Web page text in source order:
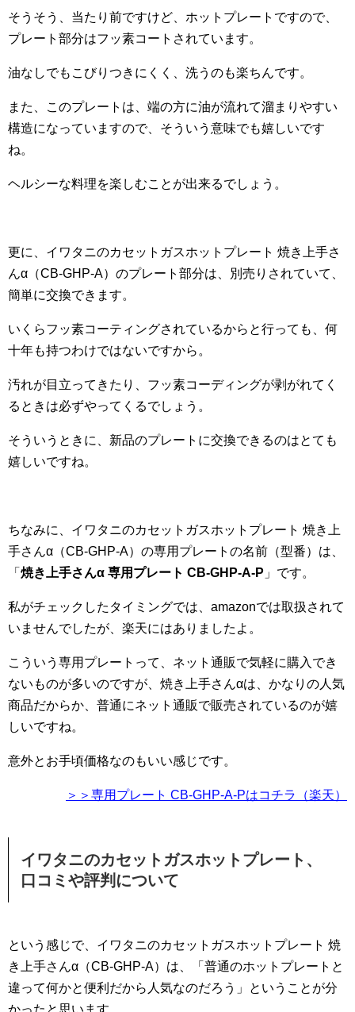
そうそう、当たり前ですけど、ホットプレートですので、
プレート部分はフッ素コートされています。
油なしでもこびりつきにくく、洗うのも楽ちんです。
また、このプレートは、端の方に油が流れて溜まりやすい
構造になっていますので、そういう意味でも嬉しいです
ね。
ヘルシーな料理を楽しむことが出来るでしょう。
更に、イワタニのカセットガスホットプレート 焼き上手さ
んα（CB-GHP-A）のプレート部分は、別売りされていて、
簡単に交換できます。
いくらフッ素コーティングされているからと行っても、何
十年も持つわけではないですから。
汚れが目立ってきたり、フッ素コーディングが剥がれてく
るときは必ずやってくるでしょう。
そういうときに、新品のプレートに交換できるのはとても
嬉しいですね。
ちなみに、イワタニのカセットガスホットプレート 焼き上
手さんα（CB-GHP-A）の専用プレートの名前（型番）は、
「 焼き上手さんα 専用プレート CB-GHP-A-P 」です。
私がチェックしたタイミングでは、amazonでは取扱されて
いませんでしたが、楽天にはありましたよ。
こういう専用プレートって、ネット通販で気軽に購入でき
ないものが多いのですが、焼き上手さんαは、かなりの人気
商品だからか、普通にネット通販で販売されているのが嬉
しいですね。
意外とお手頃価格なのもいい感じです。
＞＞専用プレート CB-GHP-A-Pはコチラ（楽天）
イワタニのカセットガスホットプレート、
口コミや評判について
という感じで、イワタニのカセットガスホットプレート 焼
き上手さんα（CB-GHP-A）は、「普通のホットプレートと
違って何かと便利だから人気なのだろう」ということが分
かったと思います。